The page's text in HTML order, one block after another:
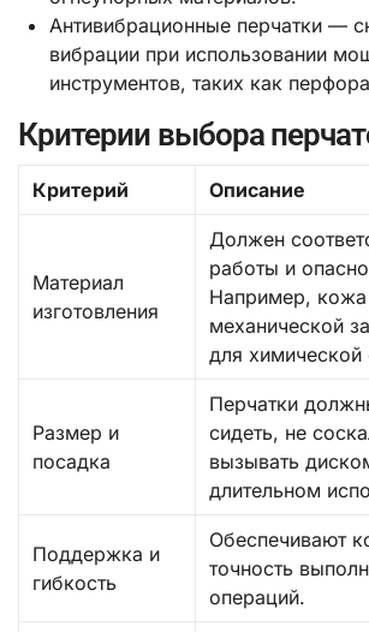
Антивибрационные перчатки —
вибрации при использовании
инструментов, таких как
Критерии выбора
Критерий Описание
Материал
изготовления
Должен
работы и
Например, кожа
механической
для химической
Размер и
посадка
Перчатки
сидеть, не
вызывать
длительном
Поддержка и
гибкость
Обеспечивают
точность
операций.